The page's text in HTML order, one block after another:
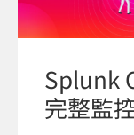
Splunk
完整監